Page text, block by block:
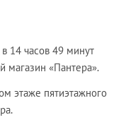
14 часов 49 минут
магазин «Пантера».
этаже пятиэтажного